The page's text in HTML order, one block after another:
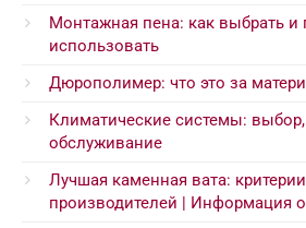
Монтажная пена: как выбрать и
использовать
Дюрополимер: что это за
Климатические системы:
обслуживание
Лучшая каменная вата:
производителей | Информация